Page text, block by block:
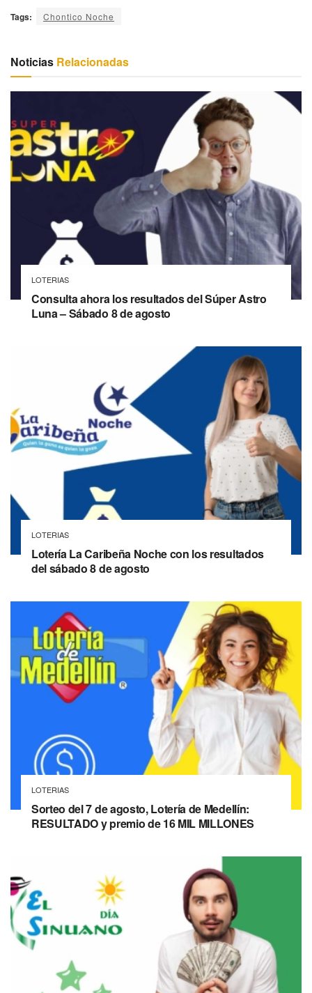
Tags: Chontico Noche
Noticias Relacionadas
LOTERIAS
Consulta ahora los resultados del Súper Astro
Luna – Sábado 8 de agosto
LOTERIAS
Lotería La Caribeña Noche con los resultados
del sábado 8 de agosto
LOTERIAS
Sorteo del 7 de agosto, Lotería de Medellín:
RESULTADO y premio de 16 MIL MILLONES